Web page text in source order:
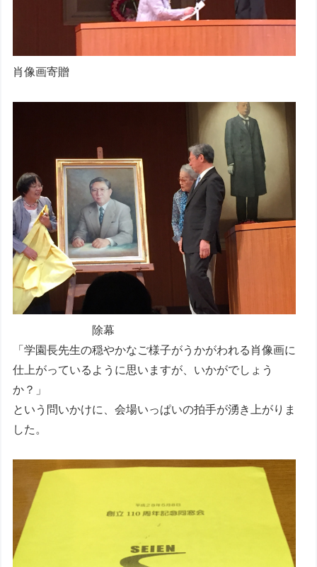
肖像画寄贈
除幕
「学園長先生の穏やかなご様子がうかがわれる肖像画に
仕上がっているように思いますが、いかがでしょう
か？」
という問いかけに、会場いっぱいの拍手が湧き上がりま
した。